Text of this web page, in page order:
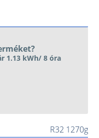
1.13 kWh/ 8 óra
R32 1270g